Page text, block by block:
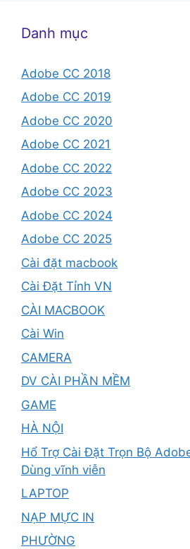
Danh mục
Adobe CC 2018
Adobe CC 2019
Adobe CC 2020
Adobe CC 2021
Adobe CC 2022
Adobe CC 2023
Adobe CC 2024
Adobe CC 2025
Cài đặt macbook
Cài Đặt Tỉnh VN
CÀI MACBOOK
Cài Win
CAMERA
DV CÀI PHẦN MỀM
GAME
HÀ NỘI
Hổ Trợ Cài Đặt Trọn Bộ
Dùng vĩnh viễn
LAPTOP
NẠP MỰC IN
PHƯỜNG